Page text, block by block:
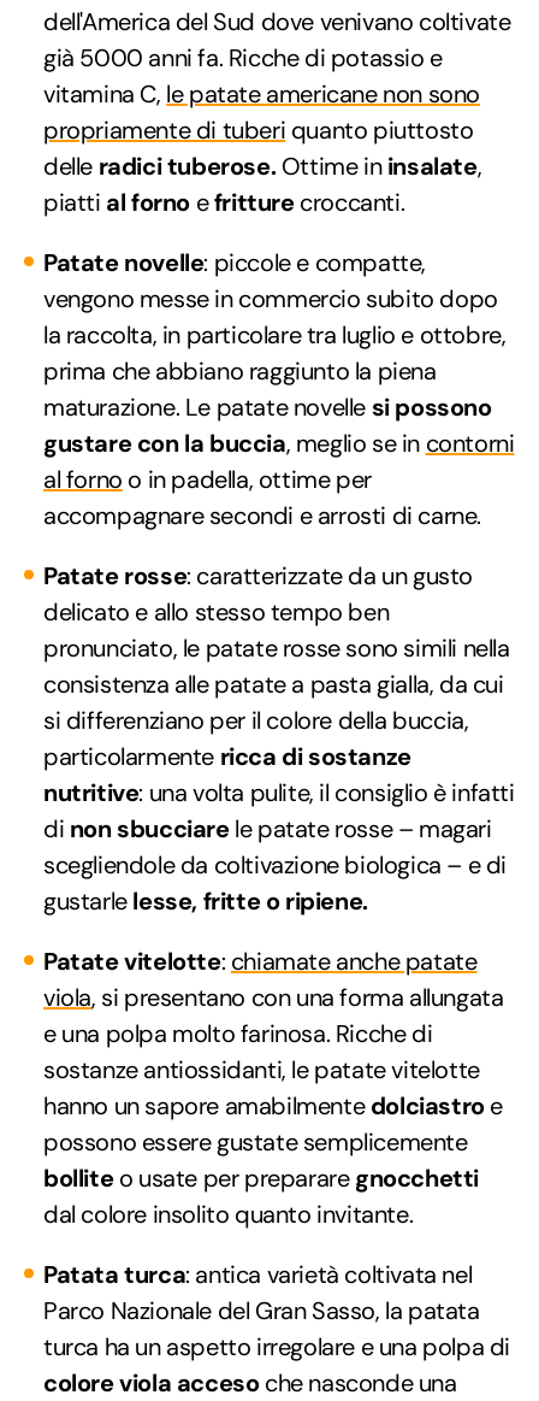
dell'America del Sud dove venivano coltivate
già 5000 anni fa. Ricche di potassio e
vitamina C, le patate americane non sono
propriamente di tuberi quanto piuttosto
delle radici tuberose.Ottime ininsalate,
piatti al forno efritturecroccanti.
Patate novelle: piccole e compatte,
vengono messe in commercio subito dopo
la raccolta, in particolare tra luglio e ottobre,
prima che abbiano raggiunto la piena
maturazione. Le patate novelle si possono
gustare con la buccia, meglio se in contorni
al forno o in padella, ottime per
accompagnare secondi e arrosti di carne.
Patate rosse: caratterizzate da un gusto
delicato e allo stesso tempo ben
pronunciato, le patate rosse sono simili nella
consistenza alle patate a pasta gialla, da cui
si differenziano per il colore della buccia,
particolarmente ricca di sostanze
nutritive: una volta pulite, il consiglio è infatti
di non sbucciarele patate rosse – magari
scegliendole da coltivazione biologica – e di
gustarlelesse, fritte o ripiene.
Patate vitelotte: chiamate anche patate
viola, si presentano con una forma allungata
e una polpa molto farinosa. Ricche di
sostanze antiossidanti, le patate vitelotte
hanno un sapore amabilmentedolciastroe
possono essere gustate semplicemente
bolliteo usate per prepararegnocchetti
dal colore insolito quanto invitante.
Patata turca: antica varietà coltivata nel
Parco Nazionale del Gran Sasso, la patata
turca ha un aspetto irregolare e una polpa di
colore viola accesoche nasconde una